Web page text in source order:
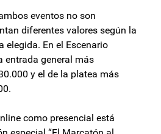
eventos no son
diferentes valores según la
elegida. En el Escenario
entrada general más
y el de la platea más
como presencial está